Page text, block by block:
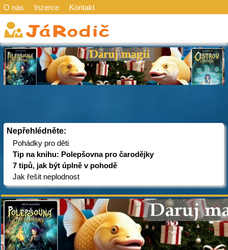
O nás Inzerce Kontakt
Nepřehlédněte:
Pohádky pro děti
Tip na knihu: Polepšovna pro čarodějky
7 tipů, jak být úplně v pohodě
Jak řešit neplodnost